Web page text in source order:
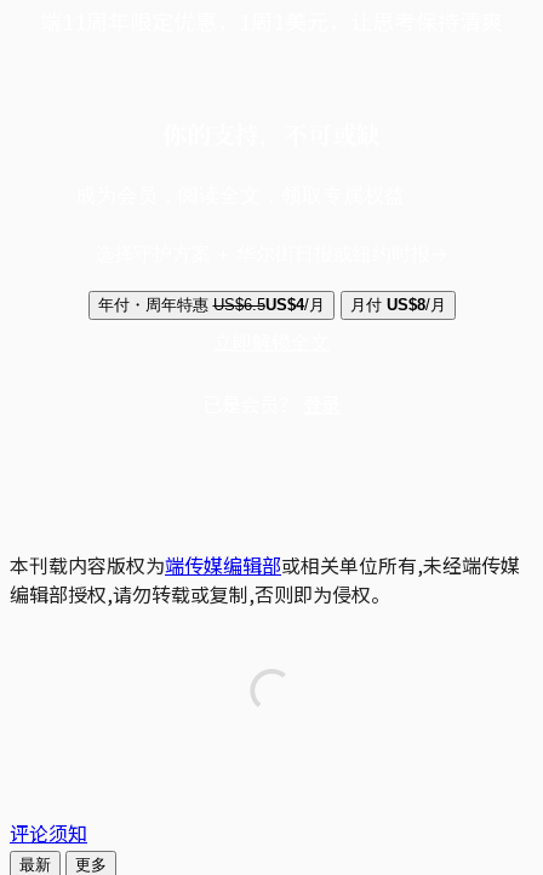
年付・周年特惠 US$6.5US$4/月 月付 US$8/月
本刊载内容版权为端传媒编辑部或相关单位所有,未经端传媒
编辑部授权,请勿转载或复制,否则即为侵权。
评论须知
最新 更多